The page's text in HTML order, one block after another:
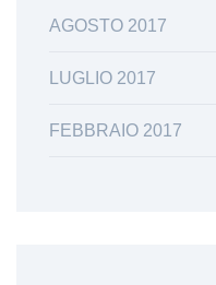
AGOSTO 2017
LUGLIO 2017
FEBBRAIO 2017